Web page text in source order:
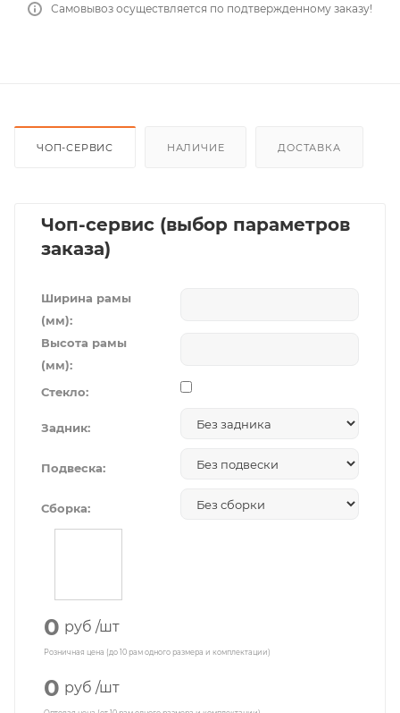
Самовывоз осуществляется по подтвержденному заказу!
ЧОП-СЕРВИС НАЛИЧИЕ ДОСТАВКА
Чоп-сервис (выбор параметров
заказа)
Ширина рамы
(мм):
Высота рамы
(мм):
Стекло:
Задник:
Подвеска:
Сборка:
0 руб /шт
Розничная цена (до 10 рам одного размера и комплектации)
0 руб /шт